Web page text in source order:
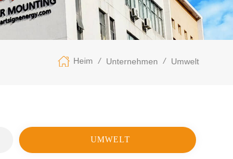
Heim / Unternehmen / Umwelt
UMWELT